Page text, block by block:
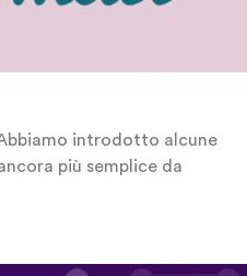
introdotto alcune
più semplice da